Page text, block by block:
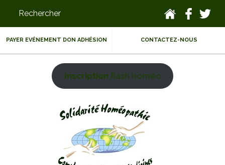
PAYER EVÉNEMENT DON ADHÉSION CONTACTEZ-NOUS
Inscription flash homéo